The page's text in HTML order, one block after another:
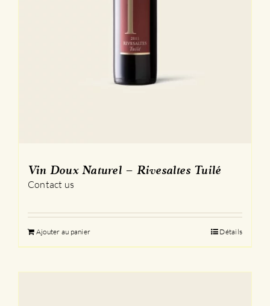
Vin Doux Naturel – Rivesaltes Tuilé
Contact us
Ajouter au panier Détails